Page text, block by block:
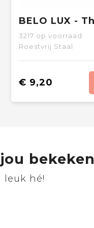
3217 op voorraad
Roestvrij Staal
€ 9,20
bekeken
leuk hé!